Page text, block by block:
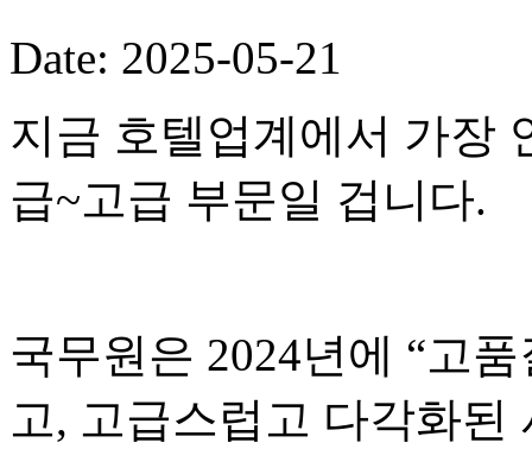
Date: 2025-05-21
지금 호텔업계에서 가장
급~고급 부문일 겁니다.
국무원은 2024년에 “고
고, 고급스럽고 다각화된